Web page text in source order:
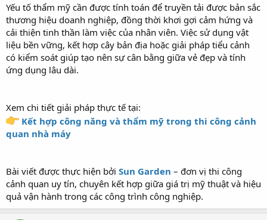
Yếu tố thẩm mỹ cần được tính toán để truyền tải được bản sắc
thương hiệu doanh nghiệp, đồng thời khơi gợi cảm hứng và
cải thiện tinh thần làm việc của nhân viên. Việc sử dụng vật
liệu bền vững, kết hợp cây bản địa hoặc giải pháp tiểu cảnh
có kiểm soát giúp tạo nên sự cân bằng giữa vẻ đẹp và tính
ứng dụng lâu dài.
Xem chi tiết giải pháp thực tế tại:
Kết hợp công năng và thẩm mỹ trong thi công cảnh
quan nhà máy
Bài viết được thực hiện bởi Sun Garden – đơn vị thi công
cảnh quan uy tín, chuyên kết hợp giữa giá trị mỹ thuật và hiệu
quả vận hành trong các công trình công nghiệp.